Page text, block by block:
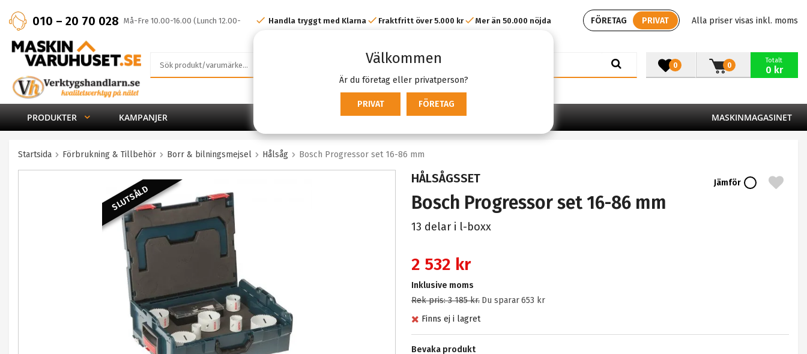
Välkommen
Är du företag eller privatperson?
PRIVAT FÖRETAG
010 – 20 70 028 Må-Fre 10.00-16.00 (Lunch 12.00-
13.00)
FÖRETAG PRIVAT Alla priser visas inkl. moms
Handla tryggt med Klarna Fraktfritt över 5.000 kr Mer än 50.000 nöjda
0
Totalt
0 kr
0
PRODUKTER KAMPANJER MASKINMAGASINET
Startsida Förbrukning & Tillbehör Borr & bilningsmejsel Hålsåg Bosch Progressor set 16-86 mm
SLUTSÅLD
HÅLSÅGSSET
Bosch Progressor set 16-86 mm
13 delar i l-boxx
Jämför
2 532 kr
Inklusive moms
Rek pris:3 185 kr. Du sparar653 kr
Finns ej i lagret
Bevaka produkt